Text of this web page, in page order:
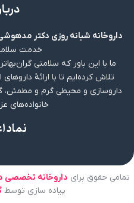
داروخانه شبانه روزی دکتر
خدمت
ما با این باور که سلامتی
تلاش کرده‌ایم تا با ارائهٔ
داروسازی و محیطی گرم و
خانواده‌های
نماد
تمامی حقوق برای داروخانه تخصصی
پیاده سازی توسط